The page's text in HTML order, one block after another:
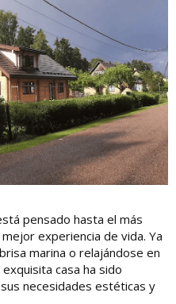
pensado hasta el más
experiencia de vida. Ya
marina o relajándose en
casa ha sido
necesidades estéticas y